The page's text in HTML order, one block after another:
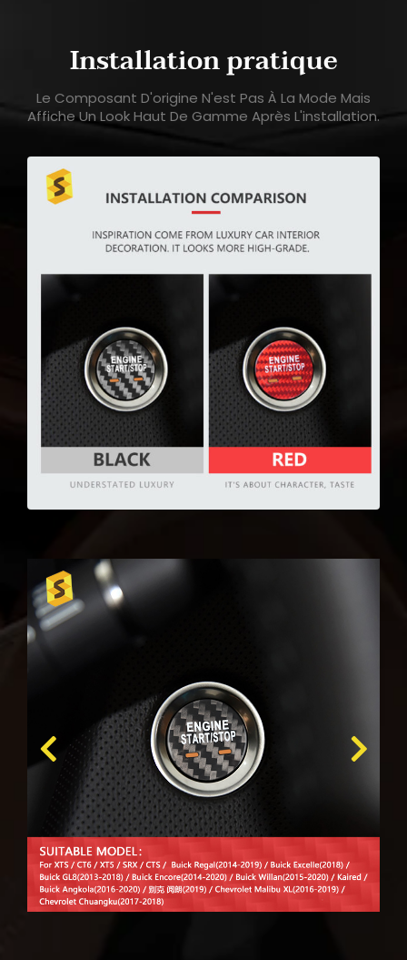
Installation pratique
Le Composant D'origine N'est Pas À La Mode Mais
Affiche Un Look Haut De Gamme Après L'installation.